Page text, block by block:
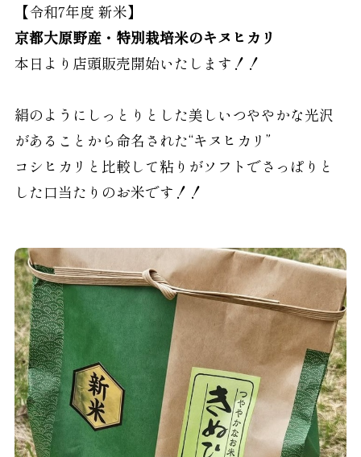
【令和7年度 新米】
京都大原野産・特別栽培米のキヌヒカリ
本日より店頭販売開始いたします！！
絹のようにしっとりとした美しいつややかな光沢
があることから命名された“キヌヒカリ”
コシヒカリと比較して粘りがソフトでさっぱりと
した口当たりのお米です！！